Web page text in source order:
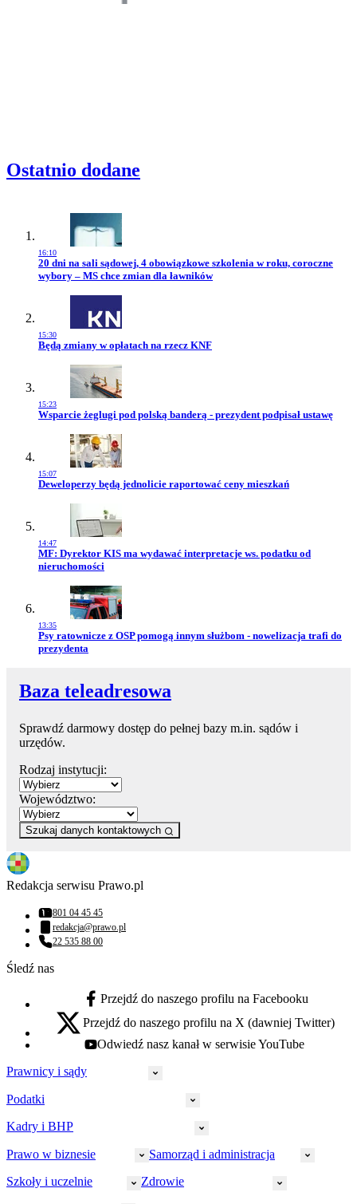
Ostatnio dodane
16:10
Przejdź do artykułu:
20 dni na sali sądowej, 4 obowiązkowe szkolenia w roku, coroczne
wybory – MS chce zmian dla ławników
15:30
Przejdź do artykułu:
Będą zmiany w opłatach na rzecz KNF
15:23
Przejdź do artykułu:
Wsparcie żeglugi pod polską banderą - prezydent podpisał ustawę
15:07
Przejdź do artykułu:
Deweloperzy będą jednolicie raportować ceny mieszkań
14:47
Przejdź do artykułu:
MF: Dyrektor KIS ma wydawać interpretacje ws. podatku od
nieruchomości
13:35
Przejdź do artykułu:
Psy ratownicze z OSP pomogą innym służbom - nowelizacja trafi do
prezydenta
Baza teleadresowa
Sprawdź darmowy dostęp do pełnej bazy m.in. sądów i
urzędów.
Rodzaj instytucji:
Województwo:
Szukaj danych kontaktowych
Redakcja serwisu Prawo.pl
Numer telefonu:
801 04 45 45
Adres email:
redakcja@prawo.pl
Numer telefonu:
22 535 88 00
Śledź nas
facebook - otwiera się w nowej karcie
Przejdź do naszego profilu na Facebooku
x - otwiera się w nowej karcie
Przejdź do naszego profilu na X (dawniej Twitter)
youtube - otwiera się w nowej karcie
Odwiedź nasz kanał w serwisie YouTube
Prawnicy i sądy
Prawnicy
Policja
Strefa aplikanta
Podatki
CIT
Akcyza
Kadry i BHP
HR
Prawo w biznesie Samorząd i administracja
Szkoły i uczelnie Zdrowie